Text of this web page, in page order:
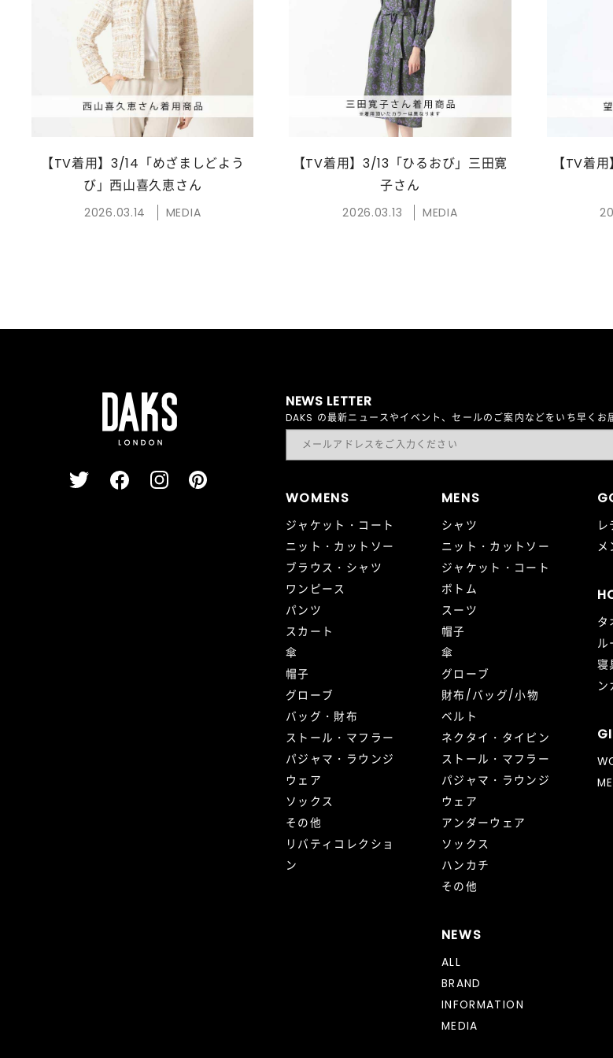
【TV着用】3/14「めざましどよう
び」西山喜久恵さん
2026.03.14 MEDIA
【TV着用】3/13「ひるおび」三田寛
子さん
2026.03.13 MEDIA
【TV着
NEWS LETTER
DAKS の最新ニュースやイベント、セールのご案内などをいち早くお
WOMENS
ジャケット・コート
ニット・カットソー
ブラウス・シャツ
ワンピース
パンツ
スカート
傘
帽子
グローブ
バッグ・財布
ストール・マフラー
パジャマ・ラウンジ
ウェア
ソックス
その他
リバティコレクショ
ン
MENS
シャツ
ニット・カットソー
ジャケット・コート
ボトム
スーツ
帽子
傘
グローブ
財布/バッグ/小物
ベルト
ネクタイ・タイピン
ストール・マフラー
パジャマ・ラウンジ
ウェア
アンダーウェア
ソックス
ハンカチ
その他
NEWS
ALL
BRAND
INFORMATION
MEDIA
メ
タ
ル
寝
ン